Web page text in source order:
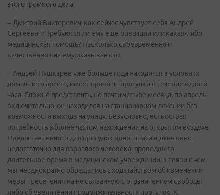
этого громкого дела.
– Дмитрий Викторович, как сейчас чувствует себя Андрей
Сергеевич? Требуются ли ему еще операции или какая-либо
медицинская помощь? Насколько своевременно и
качественно она ему оказывается?
– Андрей Пушкарев уже больше года находится в условиях
домашнего ареста, имеет право на прогулки в течение одного
часа. Сложно представить, но почти четыре месяца, по апрель
включительно, он находился на стационарном лечении без
возможности выхода на улицу. Безусловно, есть острая
потребность в более частом нахождении на открытом воздухе.
Предоставленного для прогулок одного часа в день явно
недостаточно для взрослого человека, проведшего
длительное время в медицинском учреждении, в связи с чем
мы неоднократно обращались с ходатайством об изменении
меры пресечения на не связанную с ограничением свободы
либо об увеличении продолжительности прогулок. К